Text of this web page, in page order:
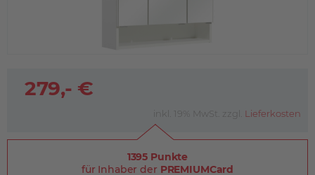
279,- €
inkl. 19% MwSt. zzgl. Lieferkosten
1395 Punkte
für Inhaber der PREMIUMCard